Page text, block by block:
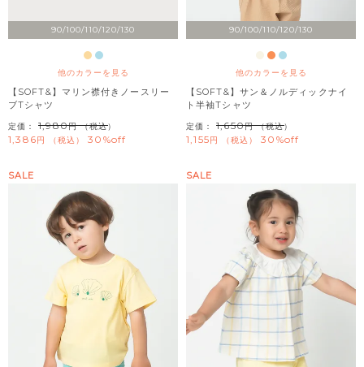
90/100/110/120/130
他のカラーを見る
【SOFT&】マリン襟付きノースリー
ブTシャツ
定価： 1,980 （税込）
1,386 税込 30%off
90/100/110/120/130
他のカラーを見る
【SOFT&】サン＆ノルディックナイ
ト半袖Tシャツ
定価： 1,650 （税込）
1,155 税込 30%off
SALE SALE